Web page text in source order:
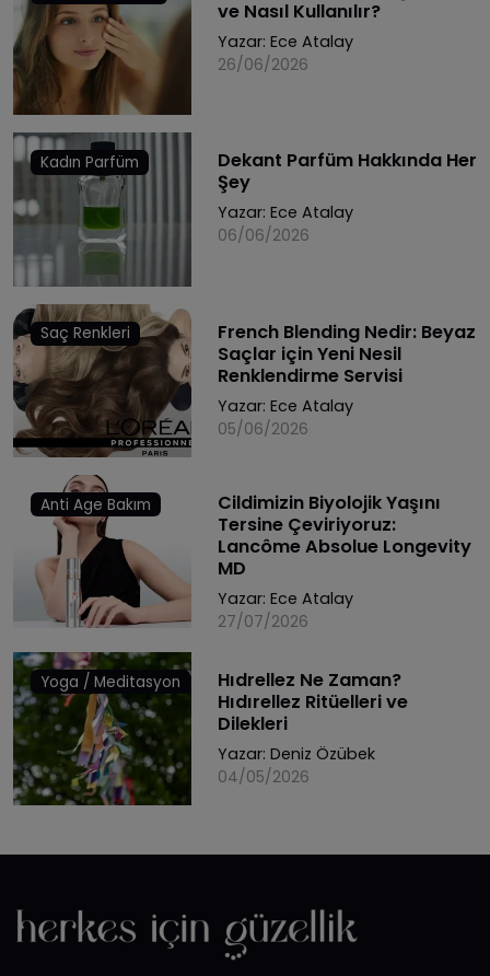
ve Nasıl Kullanılır?
Yazar: Ece Atalay
26/06/2026
Kadın Parfüm
Dekant Parfüm Hakkında Her
Şey
Yazar: Ece Atalay
06/06/2026
Saç Renkleri
French Blending Nedir: Beyaz
Saçlar için Yeni Nesil
Renklendirme Servisi
Yazar: Ece Atalay
05/06/2026
Anti Age Bakım
Cildimizin Biyolojik Yaşını
Tersine Çeviriyoruz:
Lancôme Absolue Longevity
MD
Yazar: Ece Atalay
27/07/2026
Yoga / Meditasyon
Hıdrellez Ne Zaman?
Hıdırellez Ritüelleri ve
Dilekleri
Yazar: Deniz Özübek
04/05/2026